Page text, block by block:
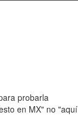
probarla
en MX" no